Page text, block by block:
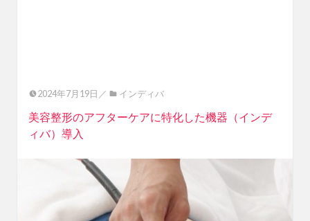
2024年7月19日／ インディバ
美容整形のアフターケアに特化した機器（インデ
ィバ）導入